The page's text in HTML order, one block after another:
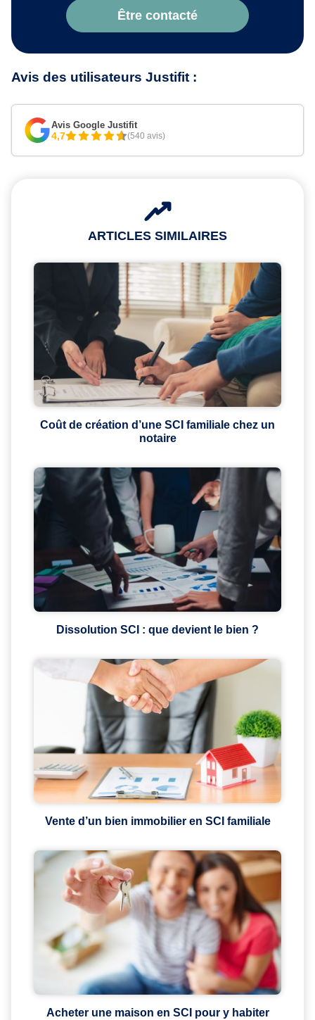
Être contacté
Avis des utilisateurs Justifit :
Avis Google Justifit
4,7 (540 avis)
ARTICLES SIMILAIRES
Coût de création d’une SCI familiale chez un
notaire
Dissolution SCI : que devient le bien ?
Vente d’un bien immobilier en SCI familiale
Acheter une maison en SCI pour y habiter